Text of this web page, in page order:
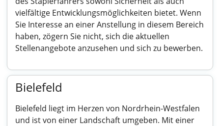
vielfältige Entwicklungsmöglichkeiten bietet. Wenn
Sie Interesse an einer Anstellung in diesem Bereich
haben, zögern Sie nicht, sich die aktuellen
Stellenangebote anzusehen und sich zu bewerben.
Bielefeld
Bielefeld liegt im Herzen von Nordrhein-Westfalen
und ist von einer Landschaft umgeben. Mit einer